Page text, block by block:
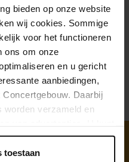
bieden op onze website
wij cookies. Sommige
voor het functioneren
ons om onze
en u gericht
aanbiedingen,
Daarbij
worden verzameld en
wij mogen
toestaan